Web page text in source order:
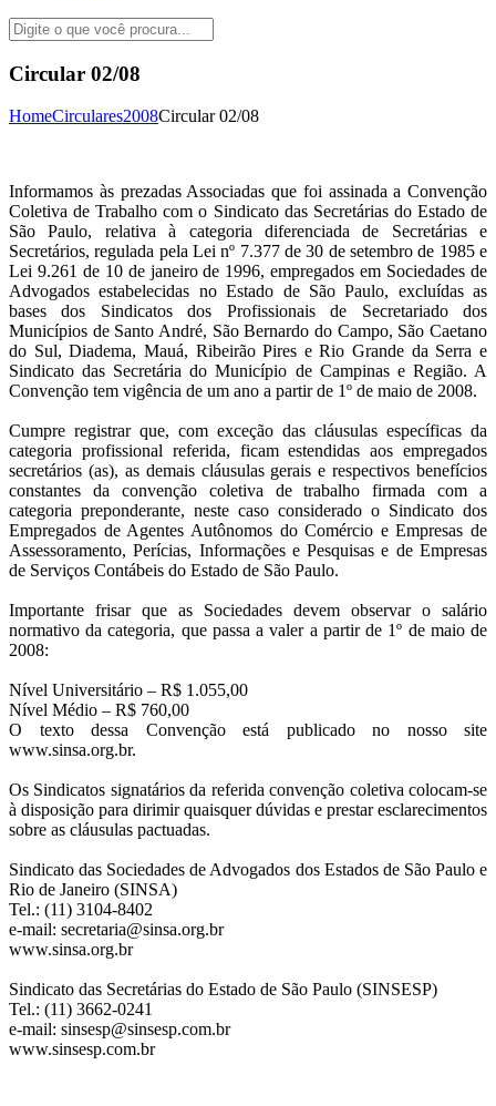
Circular 02/08
HomeCirculares2008Circular 02/08
Informamos às prezadas Associadas que foi assinada a Convenção
Coletiva de Trabalho com o Sindicato das Secretárias do Estado de
São Paulo, relativa à categoria diferenciada de Secretárias e
Secretários, regulada pela Lei nº 7.377 de 30 de setembro de 1985 e
Lei 9.261 de 10 de janeiro de 1996, empregados em Sociedades de
Advogados estabelecidas no Estado de São Paulo, excluídas as
bases dos Sindicatos dos Profissionais de Secretariado dos
Municípios de Santo André, São Bernardo do Campo, São Caetano
do Sul, Diadema, Mauá, Ribeirão Pires e Rio Grande da Serra e
Sindicato das Secretária do Município de Campinas e Região. A
Convenção tem vigência de um ano a partir de 1º de maio de 2008.
Cumpre registrar que, com exceção das cláusulas específicas da
categoria profissional referida, ficam estendidas aos empregados
secretários (as), as demais cláusulas gerais e respectivos benefícios
constantes da convenção coletiva de trabalho firmada com a
categoria preponderante, neste caso considerado o Sindicato dos
Empregados de Agentes Autônomos do Comércio e Empresas de
Assessoramento, Perícias, Informações e Pesquisas e de Empresas
de Serviços Contábeis do Estado de São Paulo.
Importante frisar que as Sociedades devem observar o salário
normativo da categoria, que passa a valer a partir de 1º de maio de
2008:
Nível Universitário – R$ 1.055,00
Nível Médio – R$ 760,00
O texto dessa Convenção está publicado no nosso site
www.sinsa.org.br.
Os Sindicatos signatários da referida convenção coletiva colocam-se
à disposição para dirimir quaisquer dúvidas e prestar esclarecimentos
sobre as cláusulas pactuadas.
Sindicato das Sociedades de Advogados dos Estados de São Paulo e
Rio de Janeiro (SINSA)
Tel.: (11) 3104-8402
e-mail: secretaria@sinsa.org.br
www.sinsa.org.br
Sindicato das Secretárias do Estado de São Paulo (SINSESP)
Tel.: (11) 3662-0241
e-mail: sinsesp@sinsesp.com.br
www.sinsesp.com.br